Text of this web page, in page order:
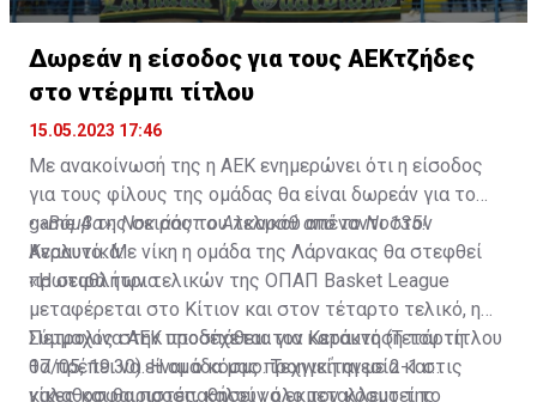
Δωρεάν η είσοδος για τους ΑΕΚτζήδες
στο ντέρμπι τίτλου
15.05.2023 17:46
Με ανακοίνωσή της η ΑΕΚ ενημερώνει ότι η είσοδος
για τους φίλους της ομάδας θα είναι δωρεάν για το
game 4 της σειράς του τελικού απέναντι στον
Κεραυνό. Με νίκη η ομάδα της Λάρνακας θα στεφθεί
πρωταθλήτρια.
•«Βόμβα»: Νοκ άουτ ο Αλκαράθ από το Νο135!
Αναλυτικά:
«Η σειρά των τελικών της ΟΠΑΠ Basket League
μεταφέρεται στο Κίτιον και στον τέταρτο τελικό, η
Πετρολίνα ΑΕΚ υποδέχεται τον Κεραυνό (Τετάρτη
17/05, 19:30). Η ομάδα μας προηγείται με 2-1 στις
νίκες και θα προσπαθήσει να εκμεταλλευτεί το
Σύμμαχος στην προσπάθεια για κατάκτηση του τίτλου
θα πρέπει να είναι ο κόσμο. Τεχνική ηγεσία και
καλαθοσφαιριστές, καλούν όλο τον κόσμο της